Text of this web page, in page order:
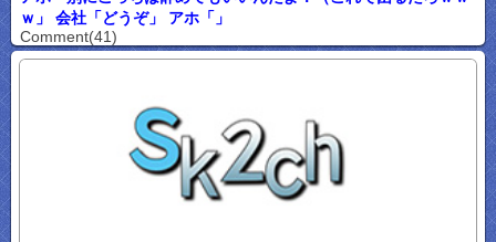
ｗ」 会社「どうぞ」 アホ「」
Comment(41)